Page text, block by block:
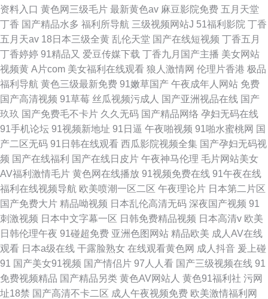
资料入口 黄色网三级毛片 最新黄色av 麻豆影院免费 五月天堂
丁香 国产精品水多 福利所导航 三级视频网站J 51福利影院 丁香
五月天av 18日本三级全黄 乱伦天堂 国产在线短视频 丁香五月
丁香婷婷 91精品又 爱豆传媒下载 丁香九月国产主播 美女网站
视频黄 A片com 美女福利在线观看 狼人激情网 伦理片香港 极品
福利导航 黄色三级最新免费 91嫩草国产 午夜成年人网站 免费
国产高清视频 91草莓 丝瓜视频污成人 国产亚洲视品在线 国产
玖玖 国产免费毛不卡片 久久无码 国产精品网络 孕妇无码在线
91手机论坛 91视频新地址 91日逼 午夜啪视频 91啪水蜜桃网 国
产二区无码 91日韩在线观看 西瓜影院视频全集 国产孕妇无码视
频 国产在线福利 国产在线日皮片 午夜神马伦理 毛片网站美女
AV福利激情毛片 黄色网在线播放 91视频免费在线 91午夜在线
福利在线视频导航 欧美喷潮一区二区 午夜理论片 日本第二片区
国产免费大片 精品呦视频 日本乱伦高清无码 深夜国产视频 91
刺激视频 日本中文字幕一区 日韩免费精品视频 日本高清v 欧美
日韩伦理午夜 91碰超免费 亚洲色图网站 精品欧美 成人AV在线
观看 日本a级在线 干露脸熟女 在线观看黄色网 成人抖音 爰上碰
91 国产美女91视频 国产情侣片 97人人看 国产三级视频在线 91
免费视频精品 国产精品另类 黄色AV网站人 黄色91福利社 污网
址18禁 国产高清不卡二区 成人午夜视频免费 欧美激情福利网